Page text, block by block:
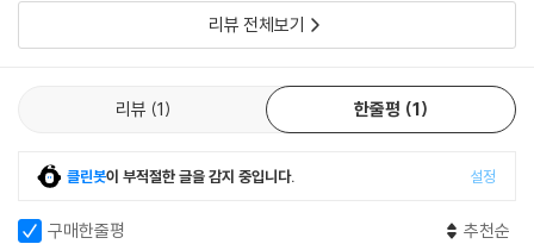
한편, 이번 시집의 편집자이기도 한 박제영 시인은 이렇게 얘기한다.
“슬픔으로 삶이 고립되었다고 느낄 때, 삶에 지쳤을 때 필요한 건 공감과
위로다. 시인 김인자는 그런 사람이다. ‘내가 있는 쪽으로 몸을 기울여 내
으로 지은 그 밥 먹으러 세상에 온 가엾은 짐승들’이라는 문장은 그가 어떤
사람인지 어떤 시인인지를 극명하게 보여준다.
리뷰 전체보기
리뷰 1 한줄평 1
클린봇이 부적절한 글을 감지 중입니다. 설정
구매한줄평 추천순